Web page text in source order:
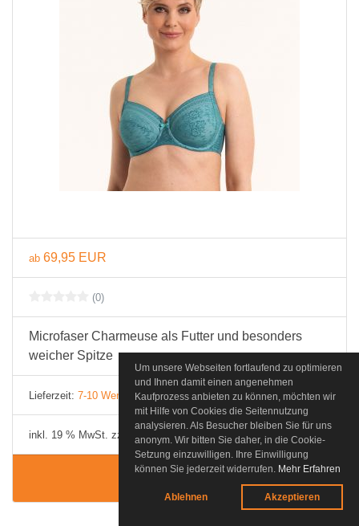
ab 69,95 EUR
(0)
Microfaser Charmeuse als Futter und besonders
weicher Spitze
Lieferzeit: 7-10 Werktage
inkl. 19 % MwSt. zzgl.Versandkosten
Details
Um unsere Webseiten fortlaufend zu optimieren
und Ihnen damit einen angenehmen
Kaufprozess anbieten zu können, möchten wir
mit Hilfe von Cookies die Seitennutzung
analysieren. Als Besucher bleiben Sie für uns
anonym. Wir bitten Sie daher, in die Cookie-
Setzung einzuwilligen. Ihre Einwilligung
können Sie jederzeit widerrufen. Mehr Erfahren
Ablehnen Akzeptieren